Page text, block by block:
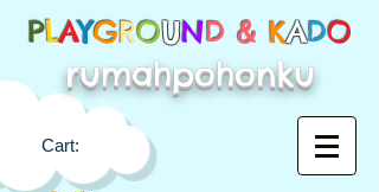
PLAYGROUND & KADO
rumahpohonku
Cart: